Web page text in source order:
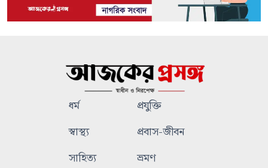
ধর্ম
প্রযুক্তি
স্বাস্থ্য
প্রবাস-জীবন
সাহিত্য
ভ্রমণ